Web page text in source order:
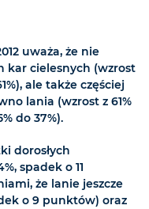
uważa, że nie
kar cielesnych (wzrost
ale także częściej
lania (wzrost z 61%
do 37%).
dorosłych
spadek o 11
że lanie jeszcze
o 9 punktów) oraz